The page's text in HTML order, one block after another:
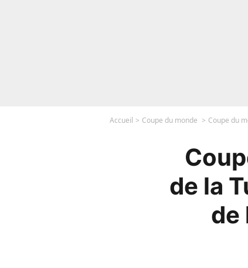
Accueil Coupe du monde Coupe du
de la
de